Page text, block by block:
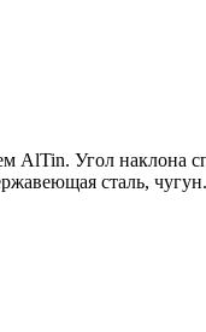
AlTin. Угол наклона
сталь, чугун.